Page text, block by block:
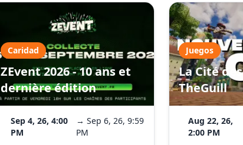
Caridad
ZEvent 2026 - 10 ans et
dernière édition
Sep 4, 26, 4:00
PM
→ Sep 6, 26, 9:59
PM
Juegos
La Cité
TheGuill
Aug 22, 26,
2:00 PM